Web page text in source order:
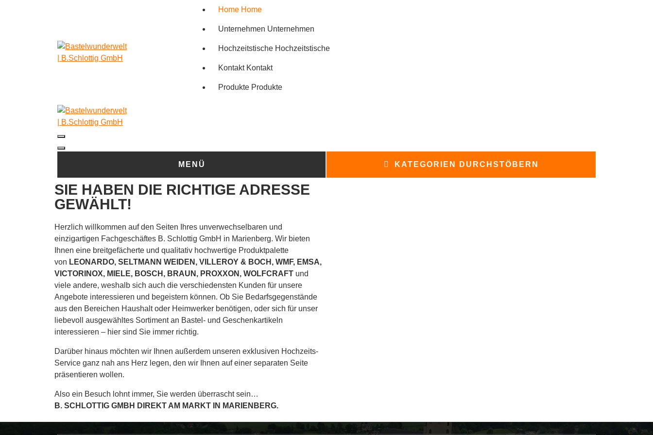
Home Home
Unternehmen Unternehmen
Hochzeitstische Hochzeitstische
Kontakt Kontakt
Produkte Produkte
MENÜ KATEGORIEN DURCHSTÖBERN
SIE HABEN DIE RICHTIGE ADRESSE
GEWÄHLT!
Herzlich willkommen auf den Seiten Ihres unverwechselbaren und
einzigartigen Fachgeschäftes B. Schlottig GmbH in Marienberg. Wir bieten
Ihnen eine breitgefächerte und qualitativ hochwertige Produktpalette
von LEONARDO, SELTMANN WEIDEN, VILLEROY & BOCH, WMF, EMSA,
VICTORINOX, MIELE, BOSCH, BRAUN, PROXXON, WOLFCRAFT und
viele andere, weshalb sich auch die verschiedensten Kunden für unsere
Angebote interessieren und begeistern können. Ob Sie Bedarfsgegenstände
aus den Bereichen Haushalt oder Heimwerker benötigen, oder sich für unser
liebevoll ausgewähltes Sortiment an Bastel- und Geschenkartikeln
interessieren – hier sind Sie immer richtig.
Darüber hinaus möchten wir Ihnen außerdem unseren exklusiven Hochzeits-
Service ganz nah ans Herz legen, den wir Ihnen auf einer separaten Seite
präsentieren wollen.
Also ein Besuch lohnt immer, Sie werden überrascht sein…
B. SCHLOTTIG GMBH DIREKT AM MARKT IN MARIENBERG.